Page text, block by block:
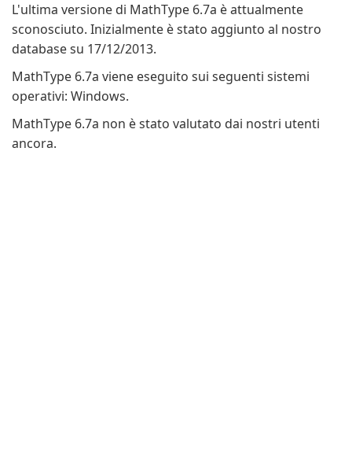
L'ultima versione di MathType 6.7a è attualmente
sconosciuto. Inizialmente è stato aggiunto al nostro
database su 17/12/2013.
MathType 6.7a viene eseguito sui seguenti sistemi
operativi: Windows.
MathType 6.7a non è stato valutato dai nostri utenti
ancora.